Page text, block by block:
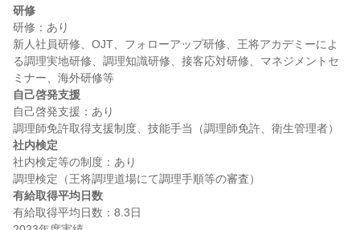
研修
研修：あり
新人社員研修、OJT、フォローアップ研修、王将アカデミーによ
る調理実地研修、調理知識研修、接客応対研修、マネジメントセ
自己啓発支援
自己啓発支援：あり
社内検定
社内検定等の制度：あり
有給取得平均日数
有給取得平均日数：8.3日